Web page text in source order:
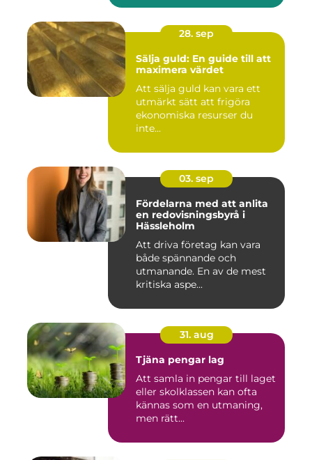
28. sep
Sälja guld: En guide till att
maximera värdet
Att sälja guld kan vara ett
utmärkt sätt att frigöra
ekonomiska resurser du
inte...
03. sep
Fördelarna med att anlita
en redovisningsbyrå i
Hässleholm
Att driva företag kan vara
både spännande och
utmanande. En av de mest
kritiska aspe...
31. aug
Tjäna pengar lag
Att samla in pengar till laget
eller skolklassen kan ofta
kännas som en utmaning,
men rätt...